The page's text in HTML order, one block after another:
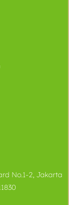
No.1-2, Jakarta